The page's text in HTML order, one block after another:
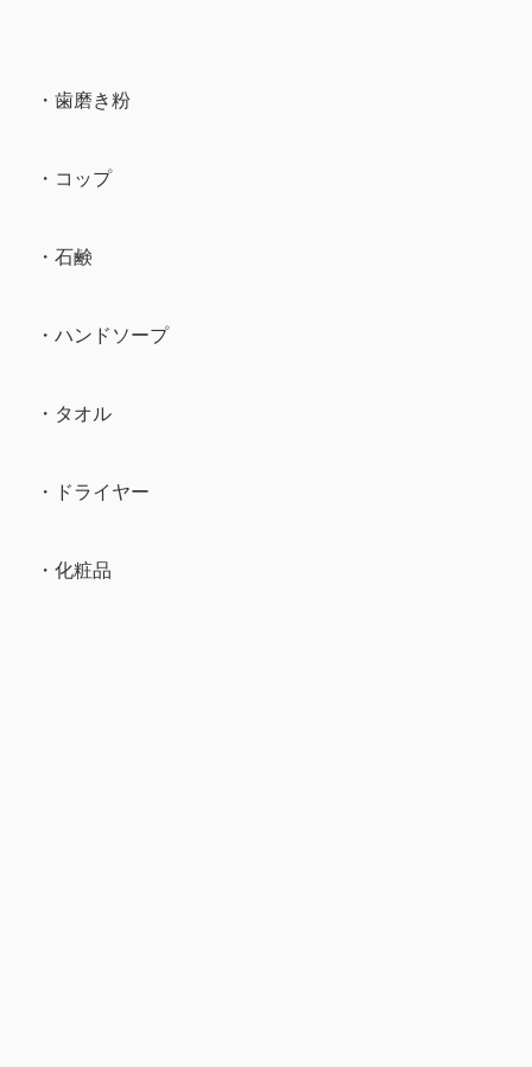
・歯磨き粉
・コップ
・石鹸
・ハンドソープ
・タオル
・ドライヤー
・化粧品